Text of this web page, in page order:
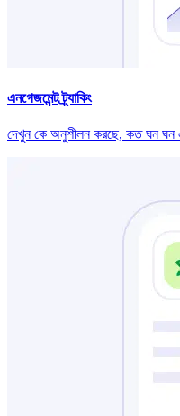
এনগেজমেন্ট ট্র্যাকিং
দেখুন কে অনুশীলন করছে, কত ঘন ঘন